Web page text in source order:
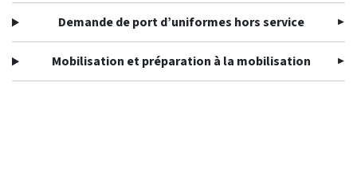
Demande de port d’uniformes hors service
Mobilisation et préparation à la mobilisation